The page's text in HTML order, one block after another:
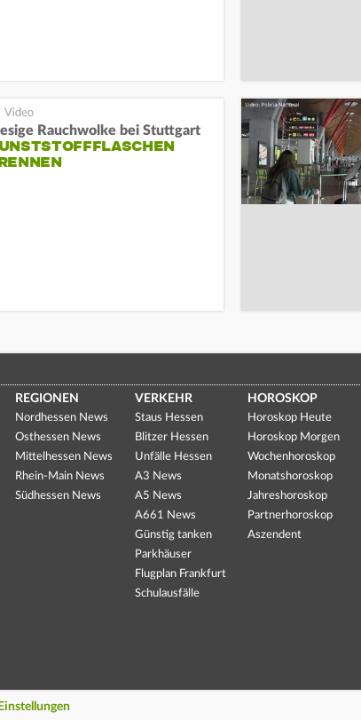
Rauchwolke bei Stuttgart
REGIONEN
Nordhessen News
Osthessen News
Mittelhessen News
Rhein-Main News
Südhessen News
VERKEHR
Staus Hessen
Blitzer Hessen
Unfälle Hessen
A3 News
A5 News
A661 News
Günstig tanken
Parkhäuser
Flugplan Frankfurt
Schulausfälle
HOROSKOP
Horoskop Heute
Horoskop Morgen
Wochenhoroskop
Monatshoroskop
Jahreshoroskop
Partnerhoroskop
Aszendent